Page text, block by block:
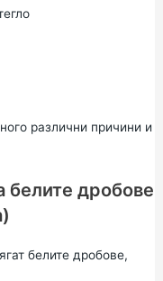
различни причини и
белите дробове
белите дробове,